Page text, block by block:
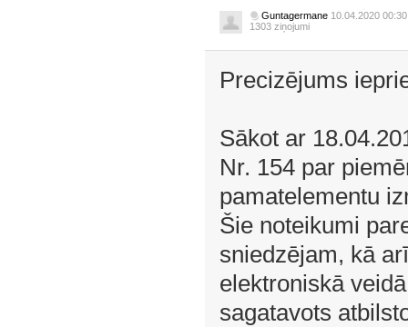
Guntagermane 10.04.2020 00:30
1303 ziņojumi
Precizējums
Sākot ar
Nr. 154 par
pamatelementu
Šie noteikumi
sniedzējam, kā
elektroniskā
sagatavots